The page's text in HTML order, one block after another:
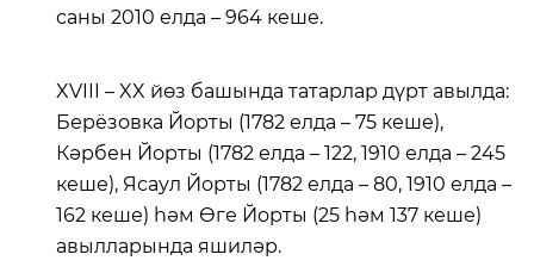
саны 2010 елда – 964 кеше.
XVIII – XX йөз башында татарлар дүрт авылда:
Берёзовка Йорты (1782 елда – 75 кеше),
Кәрбен Йорты (1782 елда – 122, 1910 елда – 245
кеше), Ясаул Йорты (1782 елда – 80, 1910 елда –
162 кеше) һәм Өге Йорты (25 һәм 137 кеше)
авылларында яшиләр.